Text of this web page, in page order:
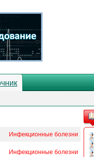
Инфекционные болезни
Инфекционные болезни